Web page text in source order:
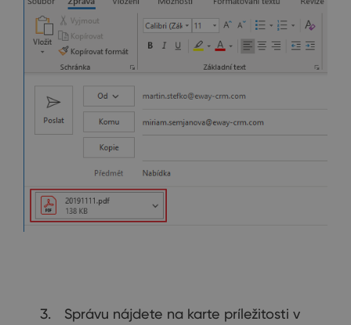
Správu nájdete na karte príležitosti v